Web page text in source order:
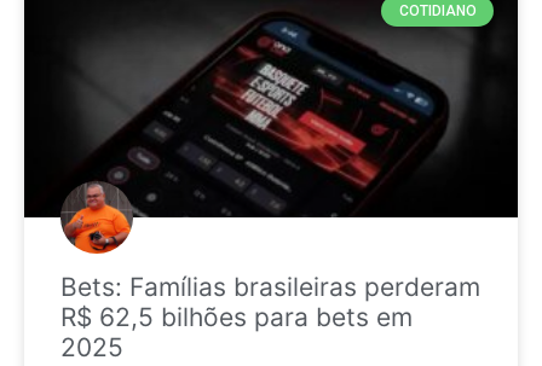
COTIDIANO
Bets: Famílias brasileiras perderam
R$ 62,5 bilhões para bets em
2025